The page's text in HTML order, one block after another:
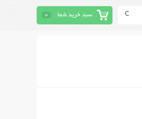
سبد خرید شما 0